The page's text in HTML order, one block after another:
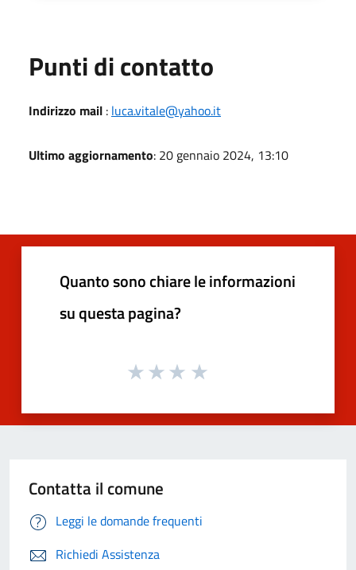
Punti di contatto
Indirizzo mail : luca.vitale@yahoo.it
Ultimo aggiornamento: 20 gennaio 2024, 13:10
Quanto sono chiare le informazioni
su questa pagina?
Contatta il comune
Leggi le domande frequenti
Richiedi Assistenza